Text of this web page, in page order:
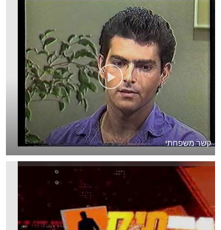
קשר משפחתי